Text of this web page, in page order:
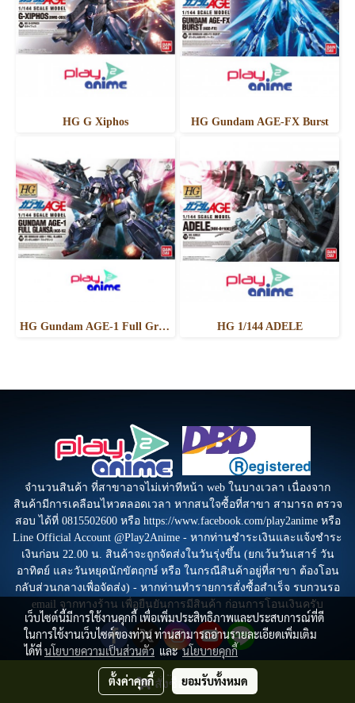
สั่งซื้อสินค้า
HG G Xiphos HG Gundam AGE-FX Burst
HG Gundam AGE-1 Full Granza HG 1/144 ADELE
จำนวนสินค้า ที่สาขาอาจไม่เท่าทีหน้า web ในบางเวลา เนื่องจาก
สินค้ามีการเคลือนไหวตลอดเวลา หากสนใจซื้อที่สาขา สามารถ ตรวจ
สอบ ได้ที่ 0815502600 หรือ https://www.facebook.com/play2anime หรือ
Line Official Account @Play2Anime - หากท่านชำระเงินและแจ้งชำระ
เงินก่อน 22.00 น. สินค้าจะถูกจัดส่งในวันรุ่งขึ้น (ยกเว้นวันเสาร์ วัน
อาทิตย์ และวันหยุดนักขัตฤกษ์ หรือ ในกรณีสินค้าอยู่ที่สาขา ต้องโอน
กลับส่วนกลางเพื่อจัดส่ง) - หากท่านทำรายการสั่งซื้อสำเร็จ รบกวนรอ
email จากทางร้าน เพื่อยืนยันการมีสินค้า ก่อนการโอนเงินครับ
เว็บไซต์นี้มีการใช้งานคุกกี้ เพื่อเพิ่มประสิทธิภาพและประสบการณ์ที่ดี
ในการใช้งานเว็บไซต์ของท่าน ท่านสามารถอ่านรายละเอียดเพิ่มเติม
ได้ที่นโยบายความเป็นส่วนตัว และนโยบายคุกกี้
ตั้งค่าคุกกี้ ยอมรับทั้งหมด